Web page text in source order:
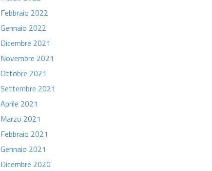
Febbraio 2022
Gennaio 2022
Dicembre 2021
Novembre 2021
Ottobre 2021
Settembre 2021
Aprile 2021
Marzo 2021
Febbraio 2021
Gennaio 2021
Dicembre 2020